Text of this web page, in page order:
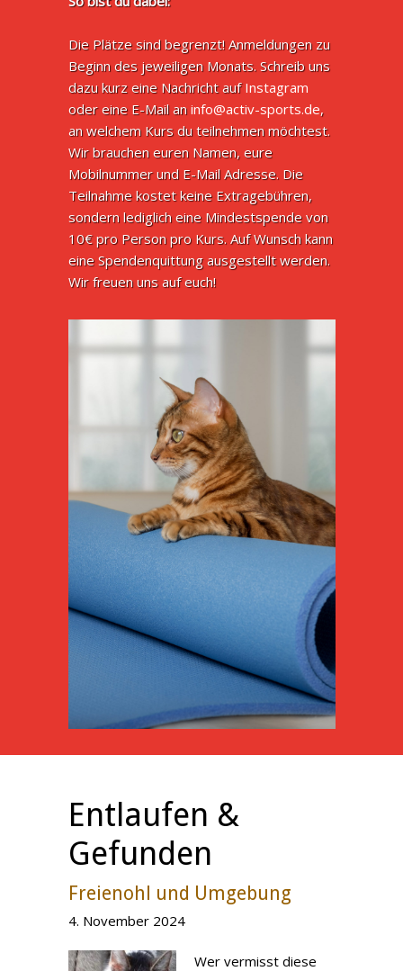
Die Plätze sind begrenzt! Anmeldungen zu
Beginn des jeweiligen Monats. Schreib uns
dazu kurz eine Nachricht aufInstagram
oder eine E-Mail aninfo@activ-sports.de,
an welchem Kurs du teilnehmen möchtest.
Wir brauchen euren Namen, eure
Mobilnummer und E-Mail Adresse. Die
Teilnahme kostet keine Extragebühren,
sondern lediglich eine Mindestspende von
10€ pro Person pro Kurs. Auf Wunsch kann
eine Spendenquittung ausgestellt werden.
Wir freuen uns auf euch!
Entlaufen &
Gefunden
Freienohl und Umgebung
4. November 2024
Wer vermisst diese